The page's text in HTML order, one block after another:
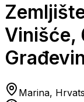
Vinišće,
Marina,